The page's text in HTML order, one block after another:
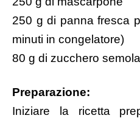
250 g di panna fresca
minuti in congelatore)
80 g di zucchero
Preparazione:
Iniziare la ricetta